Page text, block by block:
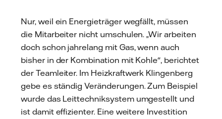
Nur, weil ein Energieträger wegfällt, müssen
die Mitarbeiter nicht umschulen. „Wir arbeiten
doch schon jahrelang mit Gas, wenn auch
bisher in der Kombination mit Kohle", berichtet
der Teamleiter. Im Heizkraftwerk Klingenberg
gebe es ständig Veränderungen. Zum Beispiel
wurde das Leittechniksystem umgestellt und
ist damit effizienter. Eine weitere Investition